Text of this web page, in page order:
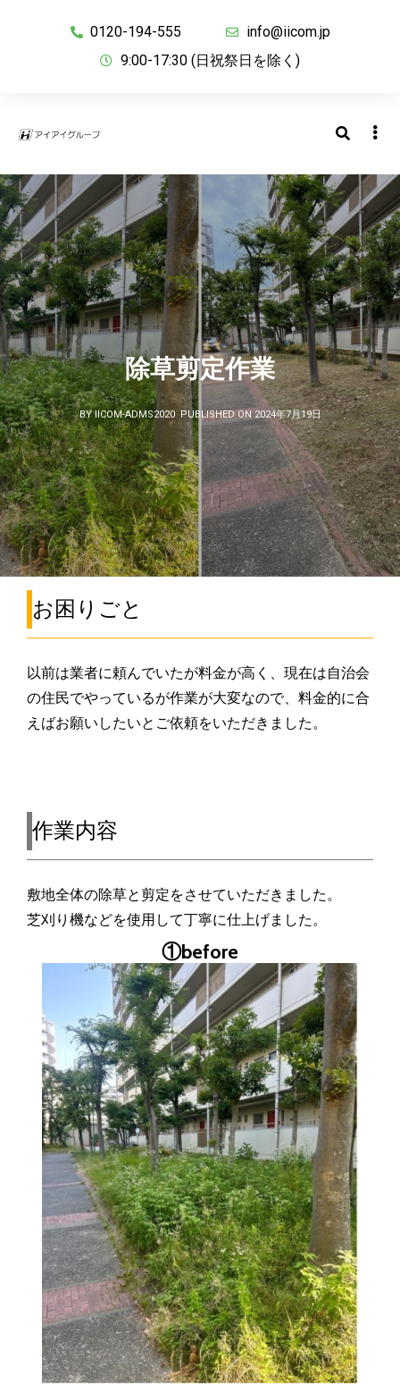
0120-194-555
info@iicom.jp
9:00-17:30 (日祝祭日を除く)
除草剪定作業
BY IICOM-ADMS2020 PUBLISHED ON 2024年7月19日
お困りごと
以前は業者に頼んでいたが料金が高く、現在は自治会
の住民でやっているが作業が大変なので、料金的に合
えばお願いしたいとご依頼をいただきました。
作業内容
敷地全体の除草と剪定をさせていただきました。
芝刈り機などを使用して丁寧に仕上げました。
①before